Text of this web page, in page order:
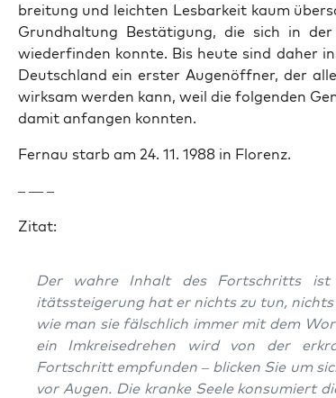
bre­itung und leicht­en Les­barkeit kaum
Grund­hal­tung Bestä­ti­gung, die sich in
wiederfind­en kon­nte. Bis heute sind daher
Deutsch­land ein erster Augenöffn­er, der
wirk­sam wer­den kann, weil die fol­gen­den
damit anfan­gen kon­nten.
Fer­nau starb am 24. 11. 1988 in Flo­renz.
– — –
Zitat:
Der wahre Inhalt des Fortschritts
itätssteigerung hat er nichts zu tun,
wie man sie fälschlich immer mit dem
ein Imkreise­drehen wird von der
Fortschritt emp­fun­den – blick­en Sie um
vor Augen. Die kranke Seele kon­sum­iert